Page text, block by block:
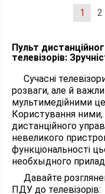
1 2
Пульт
телевізорів:
Сучасні
розваги, але й
мультимедійними
Користування
дистанційного
невеликого
функціональності
необхыдного
Давайте
ПДУ до телевізорів: